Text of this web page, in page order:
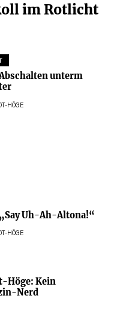
im Rotlicht
unterm
HÖGE
Uh-Ah-Altona!“
HÖGE
Höge: Kein
Nerd